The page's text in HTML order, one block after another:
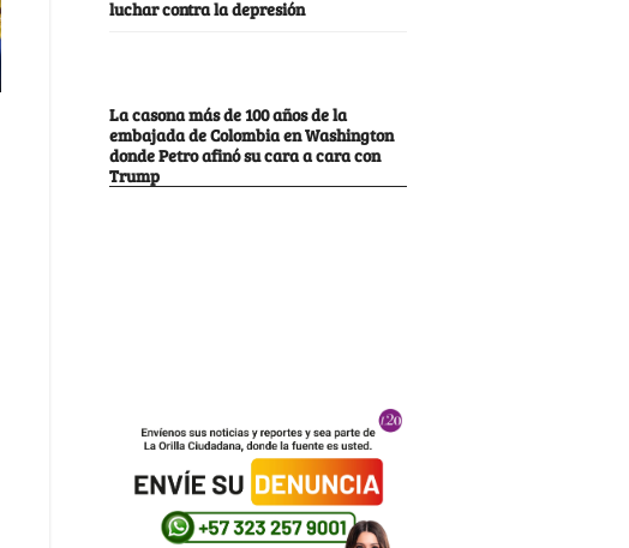
luchar contra la depresión
La casona más de 100 años de la
embajada de Colombia en Washington
donde Petro afinó su cara a cara con
Trump